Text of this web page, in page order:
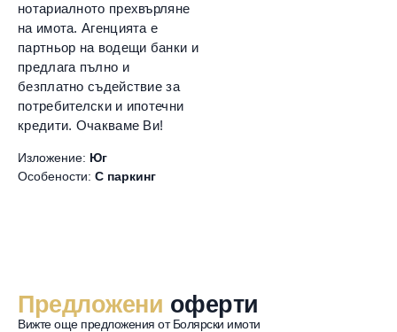
нотариалното прехвърляне
на имота. Агенцията е
партньор на водещи банки и
предлага пълно и
безплатно съдействие за
потребителски и ипотечни
кредити. Очакваме Ви!
Изложение: Юг
Особености: С паркинг
Предложени оферти
Вижте още предложения от Болярски имоти